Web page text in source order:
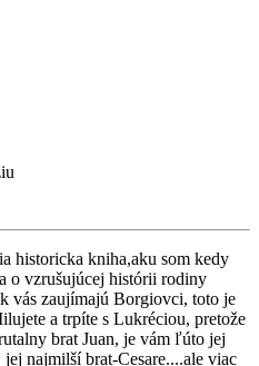
historicka kniha,aku som kedy
o vzrušujúcej histórii rodiny
vás zaujímajú Borgiovci, toto je
a trpíte s Lukréciou, pretože
brat Juan, je vám ľúto jej
jej najmilší brat-Cesare....ale viac